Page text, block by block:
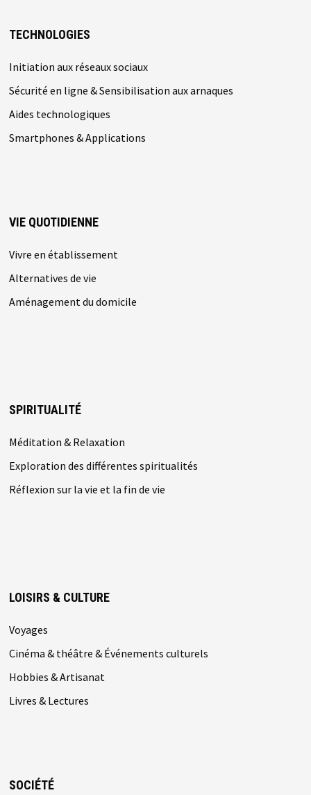
TECHNOLOGIES
Initiation aux réseaux sociaux
Sécurité en ligne & Sensibilisation aux arnaques
Aides technologiques
Smartphones & Applications
VIE QUOTIDIENNE
Vivre en établissement
Alternatives de vie
Aménagement du domicile
SPIRITUALITÉ
Méditation & Relaxation
Exploration des différentes spiritualités
Réflexion sur la vie et la fin de vie
LOISIRS & CULTURE
Voyages
Cinéma & théâtre & Événements culturels
Hobbies & Artisanat
Livres & Lectures
SOCIÉTÉ